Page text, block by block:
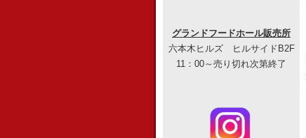
グランドフードホール販売所
六本木ヒルズ ヒルサイドB2F
11：00～売り切れ次第終了